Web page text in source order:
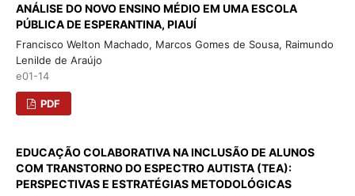
ANÁLISE DO NOVO ENSINO MÉDIO EM UMA ESCOLA
PÚBLICA DE ESPERANTINA, PIAUÍ
Francisco Welton Machado, Marcos Gomes de Sousa, Raimundo
Lenilde de Araújo
e01-14
PDF
EDUCAÇÃO COLABORATIVA NA INCLUSÃO DE ALUNOS
COM TRANSTORNO DO ESPECTRO AUTISTA (TEA):
PERSPECTIVAS E ESTRATÉGIAS METODOLÓGICAS